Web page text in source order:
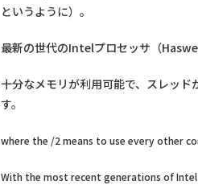
というように）。
最新の世代のIntelプロセッサ（
十分なメモリが利用可能で、スレッ
す。
where the /2 means to use every other
With the most recent generations of